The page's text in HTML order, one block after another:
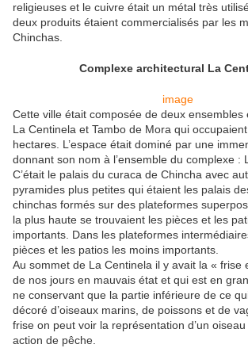
religieuses et le cuivre était un métal très
deux produits étaient commercialisés par les
Chinchas.
Complexe architectural La
image
Cette ville était composée de deux ensembles
La Centinela et Tambo de Mora qui
hectares. L’espace était dominé par une
donnant son nom à l’ensemble du complexe :
C’était le palais du curaca de Chincha avec
pyramides plus petites qui étaient les palais
chinchas formés sur des plateformes
la plus haute se trouvaient les pièces et les
importants. Dans les plateformes
pièces et les patios les moins importants.
Au sommet de La Centinela il y avait la « frise
de nos jours en mauvais état et qui est en
ne conservant que la partie inférieure de ce
décoré d’oiseaux marins, de poissons et de
frise on peut voir la représentation d’un
action de pêche.